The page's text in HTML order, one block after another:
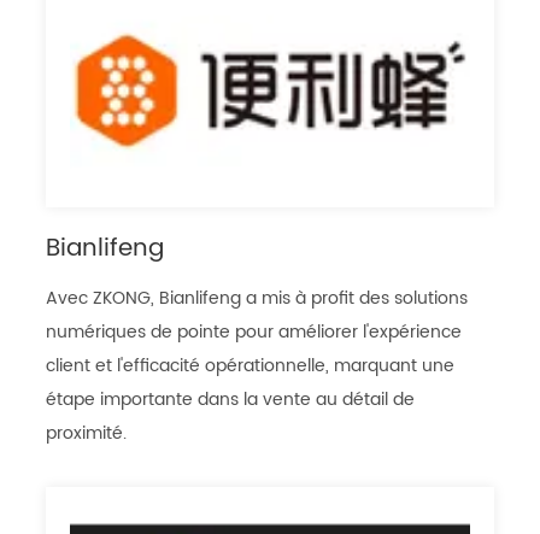
Bianlifeng
Avec ZKONG, Bianlifeng a mis à profit des solutions
numériques de pointe pour améliorer l'expérience
client et l'efficacité opérationnelle, marquant une
étape importante dans la vente au détail de
proximité.